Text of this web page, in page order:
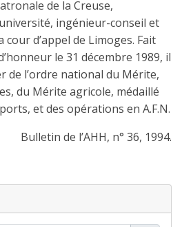
de la Creuse,
ingénieur-conseil et
d’appel de Limoges. Fait
le 31 décembre 1989, il
de l’ordre national du Mérite,
du Mérite agricole, médaillé
et des opérations en A.F.N.
Bulletin de l’AHH, n° 36, 1994.